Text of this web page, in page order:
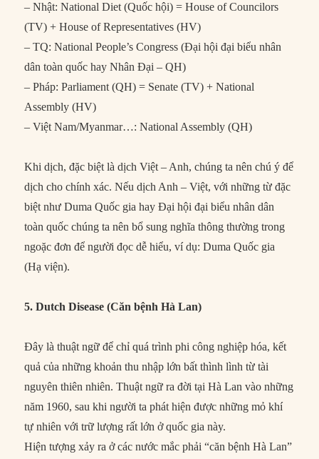
– Nhật: National Diet (Quốc hội) = House of Councilors
(TV) + House of Representatives (HV)
– TQ: National People’s Congress (Đại hội đại biểu nhân
dân toàn quốc hay Nhân Đại – QH)
– Pháp: Parliament (QH) = Senate (TV) + National
Assembly (HV)
– Việt Nam/Myanmar…: National Assembly (QH)
Khi dịch, đặc biệt là dịch Việt – Anh, chúng ta nên chú ý để
dịch cho chính xác. Nếu dịch Anh – Việt, với những từ đặc
biệt như Duma Quốc gia hay Đại hội đại biểu nhân dân
toàn quốc chúng ta nên bổ sung nghĩa thông thường trong
ngoặc đơn để người đọc dễ hiểu, ví dụ: Duma Quốc gia
(Hạ viện).
5. Dutch Disease (Căn bệnh Hà Lan)
Đây là thuật ngữ để chỉ quá trình phi công nghiệp hóa, kết
quả của những khoản thu nhập lớn bất thình lình từ tài
nguyên thiên nhiên. Thuật ngữ ra đời tại Hà Lan vào những
năm 1960, sau khi người ta phát hiện được những mỏ khí
tự nhiên với trữ lượng rất lớn ở quốc gia này.
Hiện tượng xảy ra ở các nước mắc phải “căn bệnh Hà Lan”